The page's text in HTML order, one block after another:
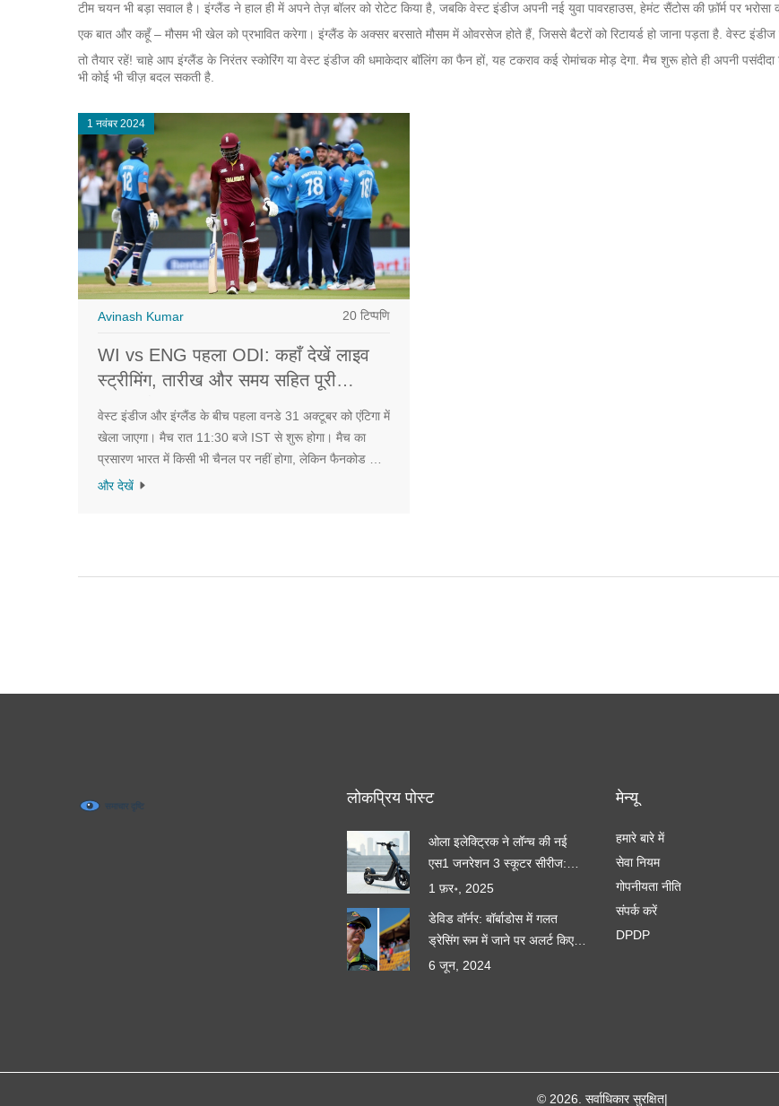
टीम चयन भी बड़ा सवाल है। इंग्लैंड ने हाल ही में अपने तेज़ बॉलर को रोटेट किया है, जबकि वेस्ट इंडीज अपनी नई युवा पावरहाउस, हेमंट सैंटोस की फ़ॉर्म पर भरोसा
एक बात और कहूँ – मौसम भी खेल को प्रभावित करेगा। इंग्लैंड के अक्सर बरसाते मौसम में ओवरसेज होते हैं, जिससे बैटरों को रिटायर्ड हो जाना पड़ता है. वेस्ट इंडीज
तो तैयार रहें! चाहे आप इंग्लैंड के निरंतर स्कोरिंग या वेस्ट इंडीज की धमाकेदार बॉलिंग का फैन हों, यह टकराव कई रोमांचक मोड़ देगा. मैच शुरू होते ही अपनी
भी कोई भी चीज़ बदल सकती है.
1 नवंबर 2024
Avinash Kumar 20 टिप्पणि
WI vs ENG पहला ODI: कहाँ देखें लाइव
स्ट्रीमिंग, तारीख और समय सहित पूरी
जानकारी
वेस्ट इंडीज और इंग्लैंड के बीच पहला वनडे 31 अक्टूबर को एंटिगा में
खेला जाएगा। मैच रात 11:30 बजे IST से शुरू होगा। मैच का
प्रसारण भारत में किसी भी चैनल पर नहीं होगा, लेकिन फैनकोड के
माध्यम से ऑनलाइन देखा जा सकता है। इंग्लैंड की टीम पाकिस्तान
और देखें
लोकप्रिय पोस्ट
ओला इलेक्ट्रिक ने लॉन्च की नई
एस1 जनरेशन 3 स्कूटर सीरीज:
नवीनतम तकनीक और उन्नत
1 फ़र॰, 2025
डेविड वॉर्नर: बॉर्बाडोस में गलत
ड्रेसिंग रूम में जाने पर अलर्ट किए
गए, देखें वीडियो
6 जून, 2024
मेन्यू
हमारे बारे में
सेवा नियम
गोपनीयता नीति
संपर्क करें
DPDP
© 2026. सर्वाधिकार सुरक्षित|